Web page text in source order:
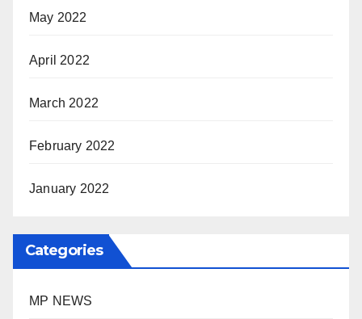
May 2022
April 2022
March 2022
February 2022
January 2022
Categories
MP NEWS